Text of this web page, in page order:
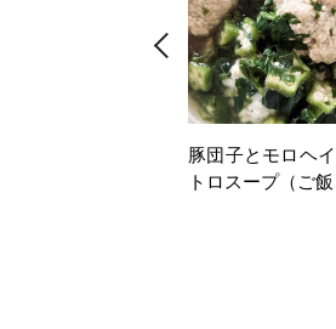
豚団子とモロヘ
トロスープ（ご飯